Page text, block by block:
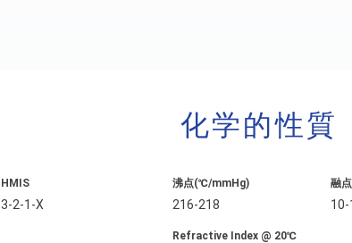
HMIS
3-2-1-X
化学的性質
沸点(℃/mmHg)
216-218
融
10-
Refractive Index @ 20℃